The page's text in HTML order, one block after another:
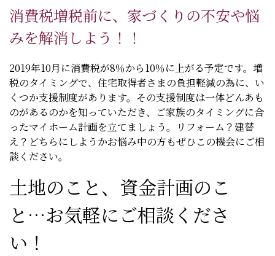
消費税増税前に、家づくりの不安や悩
みを解消しよう！！
2019年10月に消費税が8％から10％に上がる予定です。増
税のタイミングで、住宅取得者さまの負担軽減の為に、い
くつか支援制度があります。その支援制度は一体どんあも
のがあるのかを知っていただき、ご家族のタイミングに合
ったマイホーム計画を立てましょう。リフォーム？建替
え？どちらにしようかお悩み中の方もぜひこの機会にご相
談ください。
土地のこと、資金計画のこ
と…お気軽にご相談くださ
い！